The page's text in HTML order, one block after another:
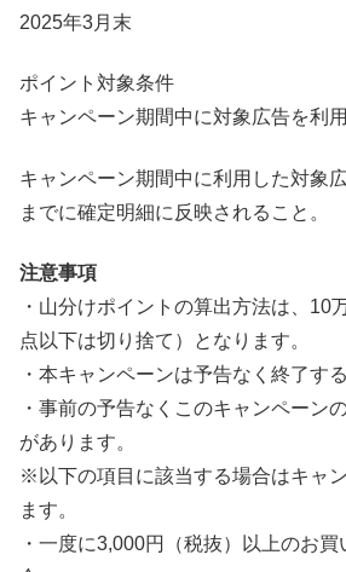
2025年3月末
ポイント対象条件
キャンペーン期間中に対象広告を利
キャンペーン期間中に利用した対象
までに確定明細に反映されること。
注意事項
・山分けポイントの算出方法は、10
点以下は切り捨て）となります。
・本キャンペーンは予告なく終了す
・事前の予告なくこのキャンペーン
があります。
※以下の項目に該当する場合はキャ
ます。
・一度に3,000円（税抜）以上のお